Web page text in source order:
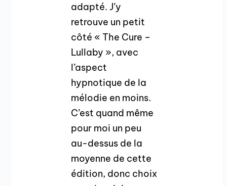
adapté. J’y
retrouve un petit
côté « The Cure –
Lullaby », avec
l’aspect
hypnotique de la
mélodie en moins.
C’est quand même
pour moi un peu
au-dessus de la
moyenne de cette
édition, donc choix